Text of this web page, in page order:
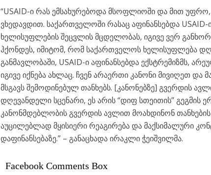
“USAID-ი რას ემსახურებოდა მსოფლიოში და მით
ვხედავდით. საქართველოში რასაც აფინანსებდა USAID-
ხელისუფლების შეცვლის მცდელობას, იგივე ვერ
ჰქონდეს, იმიტომ, რომ საქართველოს ხელისუფლება
განმავლობაში, USAID-ი აფინანსებდა ექსტრემიზმს,
იგივე იქნება ახლაც. ჩვენ არაერთი კანონი მივიღეთ
მსგავს შემოდინებულ თანხებს. [კანონებზე] გვერდის
დღევანდელი სცენარი, ეს არის “დიფ სთეითის” გეგმის
კანონმდებლობის გვერდის ავლით მოახდინონ თანხების
აუცილებლად მყისიერი რეაგირება და მაქსიმალური
დაფინანსებაზე.” – განაცხადა ირაკლი ჭეიშვილმა.
Facebook Comments Box